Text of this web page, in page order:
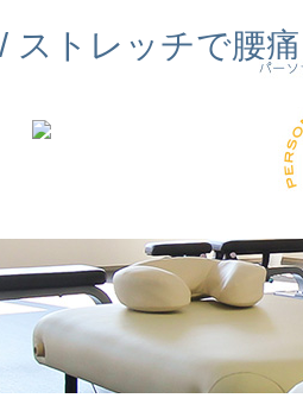
ストレッチで腰